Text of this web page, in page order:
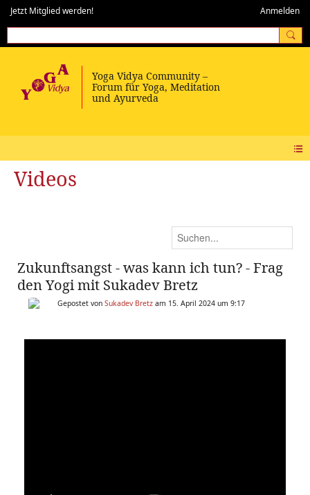
Jetzt Mitglied werden! Anmelden
Videos
Zukunftsangst - was kann ich tun? - Frag
den Yogi mit Sukadev Bretz
Gepostet von Sukadev Bretz am 15. April 2024 um 9:17